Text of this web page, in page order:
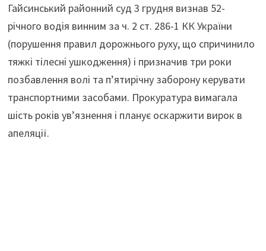
Гайсинський районний суд 3 грудня визнав 52-
річного водія винним за ч. 2 ст. 286-1 КК України
(порушення правил дорожнього руху, що спричинило
тяжкі тілесні ушкодження) і призначив три роки
позбавлення волі та п’ятирічну заборону керувати
транспортними засобами. Прокуратура вимагала
шість років ув’язнення і планує оскаржити вирок в
апеляції.